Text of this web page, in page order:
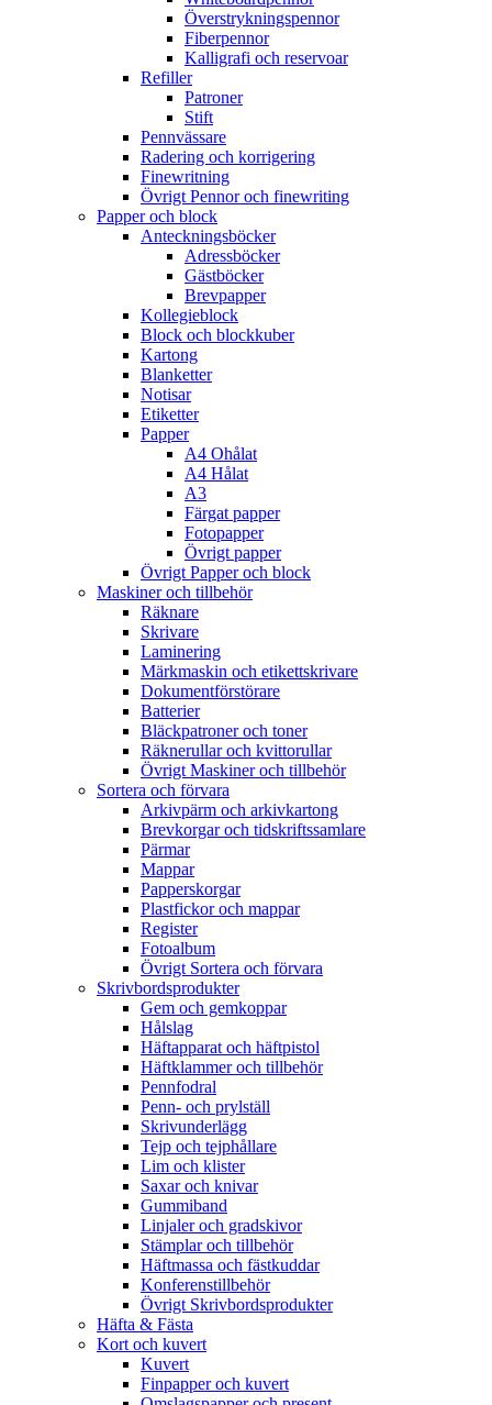
Överstrykningspennor
Fiberpennor
Kalligrafi och reservoar
Refiller
Patroner
Stift
Pennvässare
Radering och korrigering
Finewritning
Övrigt Pennor och finewriting
Papper och block
Anteckningsböcker
Adressböcker
Gästböcker
Brevpapper
Kollegieblock
Block och blockkuber
Kartong
Blanketter
Notisar
Etiketter
Papper
A4 Ohålat
A4 Hålat
A3
Färgat papper
Fotopapper
Övrigt papper
Övrigt Papper och block
Maskiner och tillbehör
Räknare
Skrivare
Laminering
Märkmaskin och etikettskrivare
Dokumentförstörare
Batterier
Bläckpatroner och toner
Räknerullar och kvittorullar
Övrigt Maskiner och tillbehör
Sortera och förvara
Arkivpärm och arkivkartong
Brevkorgar och tidskriftssamlare
Pärmar
Mappar
Papperskorgar
Plastfickor och mappar
Register
Fotoalbum
Övrigt Sortera och förvara
Skrivbordsprodukter
Gem och gemkoppar
Hålslag
Häftapparat och häftpistol
Häftklammer och tillbehör
Pennfodral
Penn- och prylställ
Skrivunderlägg
Tejp och tejphållare
Lim och klister
Saxar och knivar
Gummiband
Linjaler och gradskivor
Stämplar och tillbehör
Häftmassa och fästkuddar
Konferenstillbehör
Övrigt Skrivbordsprodukter
Häfta & Fästa
Kort och kuvert
Kuvert
Finpapper och kuvert